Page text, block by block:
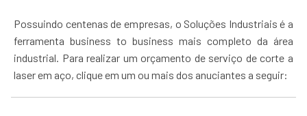
Possuindo centenas de empresas, o Soluções Industriais é a
ferramenta business to business mais completo da área
industrial. Para realizar um orçamento de serviço de corte a
laser em aço, clique em um ou mais dos anuciantes a seguir: